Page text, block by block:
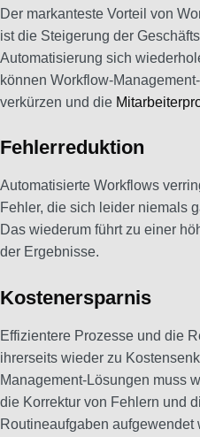
Der markanteste Vorteil von
ist die Steigerung der
Automatisierung sich
können Workflow-
verkürzen und die
Fehlerreduktion
Automatisierte Workflows
Fehler, die sich leider niemals
Das wiederum führt zu einer
der Ergebnisse.
Kostenersparnis
Effizientere Prozesse und die
ihrerseits wieder zu
Management-Lösungen muss
die Korrektur von Fehlern und
Routineaufgaben aufgewendet